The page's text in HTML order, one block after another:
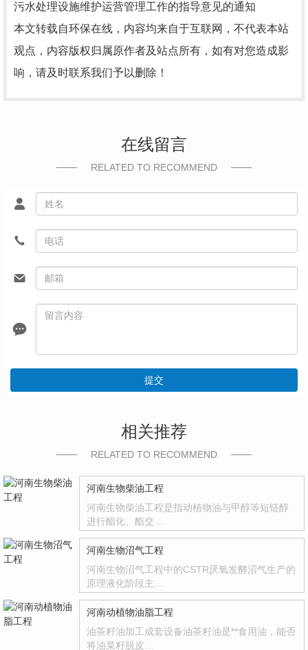
污水处理设施维护运营管理工作的指导意见的通知
本文转载自环保在线，内容均来自于互联网，不代表本站
观点，内容版权归属原作者及站点所有，如有对您造成影
响，请及时联系我们予以删除！
在线留言
RELATED TO RECOMMEND
提交
相关推荐
RELATED TO RECOMMEND
河南生物柴油工程
河南生物柴油工程是指动植物油与甲醇等短链醇
进行酯化、酯交…
河南生物沼气工程
河南生物沼气工程中的CSTR厌氧发酵沼气生产的
原理液化阶段主…
河南动植物油脂工程
油茶籽油加工成套设备油茶籽油是**食用油，能否
将油菜籽脱皮…